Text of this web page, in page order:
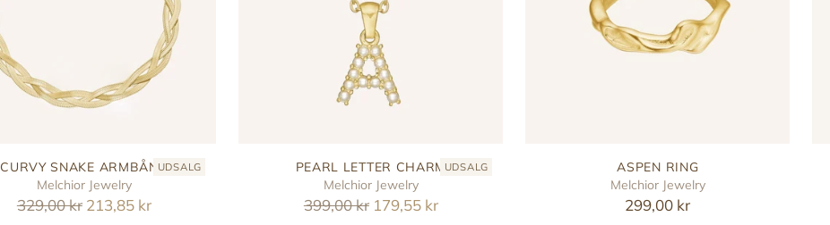
CURVY SNAKE ARMBÅNDUDSALG
Melchior Jewelry
Reguler
329,00 kr 213,85 kr
PEARL LETTER CHARMUDSALG
Melchior Jewelry
Reguler
399,00 kr 179,55 kr
ASPEN RING
Melchior Jewelry
299,00 kr